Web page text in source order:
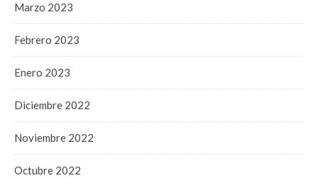
Marzo 2023
Febrero 2023
Enero 2023
Diciembre 2022
Noviembre 2022
Octubre 2022